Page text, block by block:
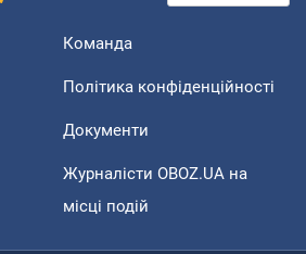
Команда
Політика конфіденційності
Документи
Журналісти OBOZ.UA на
місці подій